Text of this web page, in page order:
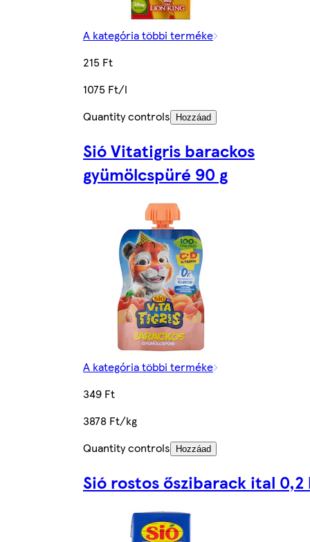
A kategória többi terméke
215 Ft
1075 Ft/l
Quantity controls
Hozzáad
Sió Vitatigris barackos
gyümölcspüré 90 g
A kategória többi terméke
349 Ft
3878 Ft/kg
Quantity controls
Hozzáad
Sió rostos őszibarack ital 0,2